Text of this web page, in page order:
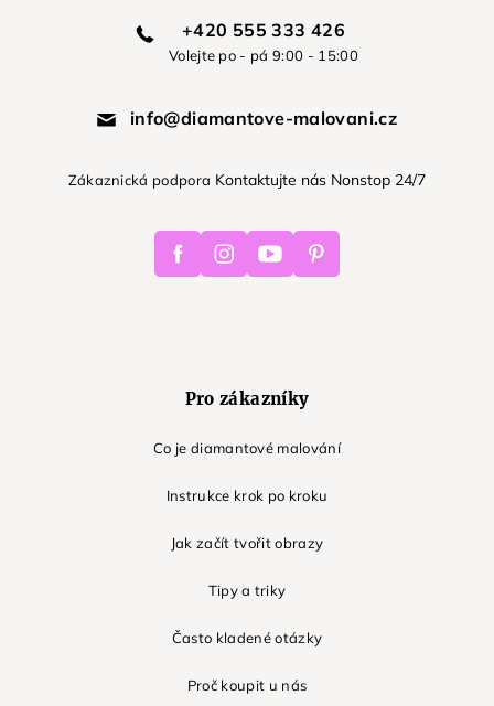
+420 555 333 426
Volejte po - pá 9:00 - 15:00
info@diamantove-malovani.cz
Zákaznická podpora Kontaktujte nás Nonstop 24/7
FacebookInstagramYoutube Pinterest
Pro zákazníky
Co je diamantové malování
Instrukce krok po kroku
Jak začít tvořit obrazy
Tipy a triky
Často kladené otázky
Proč koupit u nás